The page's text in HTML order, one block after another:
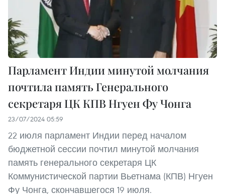
Парламент Индии минутой молчания
почтила память Генерального
секретаря ЦК КПВ Нгуен Фу Чонга
23/07/2024 05:59
22 июля парламент Индии перед началом
бюджетной сессии почтил минутой молчания
память генерального секретаря ЦК
Коммунистической партии Вьетнама (КПВ) Нгуен
Фу Чонга, скончавшегося 19 июля.